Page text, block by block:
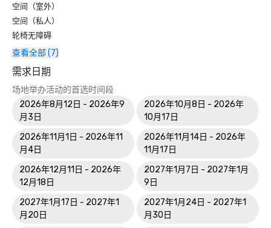
HAUTE LIVING | “那不勒斯最值得参观的五大水疗中心。”
美国新闻 | “佛罗里达州21大浪漫度假胜地。”
美国新闻与世界报道 | 2023 年最佳酒店-马可岛 #1
2022
荣获 2022 年 Prevue 远见奖 “最佳美国酒店室内/室外会议空
间”
CONDE NAST | “佛罗里达州 15 大度假村：2022 年读者选择
奖。”
GOLFWEEK | “2021 年最佳：美国顶级度假村逃生高尔夫球
场”
万豪高尔夫 | 因领先的社区参与和筹款活动而获得 “希望奖”
万豪高尔夫 | 凭借 “整体高尔夫体验” 荣获 “高尔夫球手满意度
卓越奖”，该奖项旨在表彰年终得分最高的酒店。
空间（室外）
空间（私人）
轮椅无障碍
查看全部 (7)
需求日期
场地举办活动的首选时间段
2026年8月12日 - 2026年9
月3日
2026年10月8日 - 2026年
10月17日
2026年11月1日 - 2026年11
月4日
2026年11月14日 - 2026年
11月17日
2026年12月11日 - 2026年
12月18日
2027年1月7日 - 2027年1月
9日
2027年1月17日 - 2027年1
月20日
2027年1月24日 - 2027年1
月30日